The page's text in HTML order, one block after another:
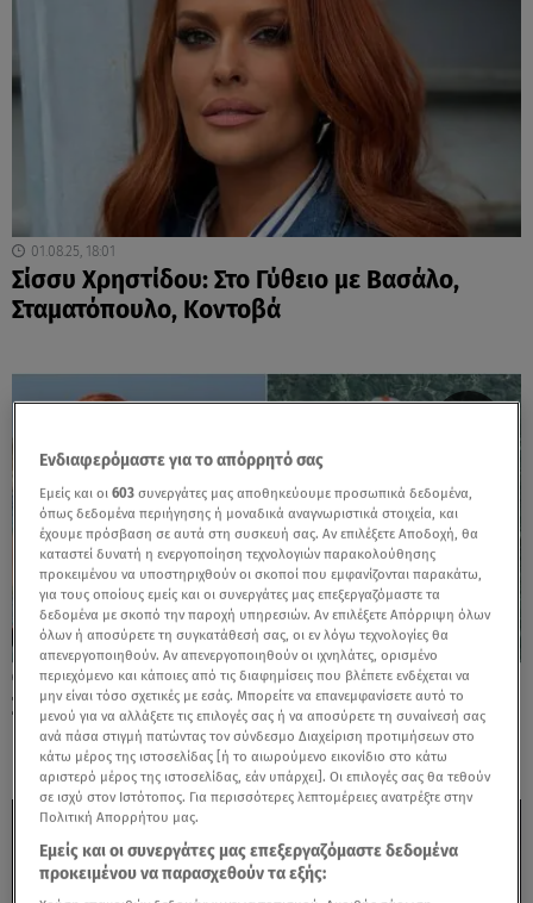
01.08.25, 18:01
Σίσσυ Χρηστίδου: Στο Γύθειο με Βασάλο,
Σταματόπουλο, Κοντοβά
23.07.25, 19:06
Σίσσυ Χρηστίδου: Ποζάρει με ολόσωμο
μαγιό πάνω στη σανίδα του SUP!
Ενδιαφερόμαστε για το απόρρητό σας
Εμείς και οι603 συνεργάτες μας αποθηκεύουμε προσωπικά δεδομένα,
όπως δεδομένα περιήγησης ή μοναδικά αναγνωριστικά στοιχεία, και
έχουμε πρόσβαση σε αυτά στη συσκευή σας. Αν επιλέξετε Αποδοχή, θα
καταστεί δυνατή η ενεργοποίηση τεχνολογιών παρακολούθησης
προκειμένου να υποστηριχθούν οι σκοποί που εμφανίζονται παρακάτω,
για τους οποίους εμείς και οι συνεργάτες μας επεξεργαζόμαστε τα
δεδομένα με σκοπό την παροχή υπηρεσιών. Αν επιλέξετε Απόρριψη όλων
όλων ή αποσύρετε τη συγκατάθεσή σας, οι εν λόγω τεχνολογίες θα
απενεργοποιηθούν. Αν απενεργοποιηθούν οι ιχνηλάτες, ορισμένο
περιεχόμενο και κάποιες από τις διαφημίσεις που βλέπετε ενδέχεται να
μην είναι τόσο σχετικές με εσάς. Μπορείτε να επανεμφανίσετε αυτό το
μενού για να αλλάξετε τις επιλογές σας ή να αποσύρετε τη συναίνεσή σας
ανά πάσα στιγμή πατώντας τον σύνδεσμο Διαχείριση προτιμήσεων στο
κάτω μέρος της ιστοσελίδας [ή το αιωρούμενο εικονίδιο στο κάτω
αριστερό μέρος της ιστοσελίδας, εάν υπάρχει]. Οι επιλογές σας θα τεθούν
σε ισχύ στον Ιστότοπος. Για περισσότερες λεπτομέρειες ανατρέξτε στην
Πολιτική Απορρήτου μας.
Εμείς και οι συνεργάτες μας επεξεργαζόμαστε δεδομένα
προκειμένου να παρασχεθούν τα εξής: